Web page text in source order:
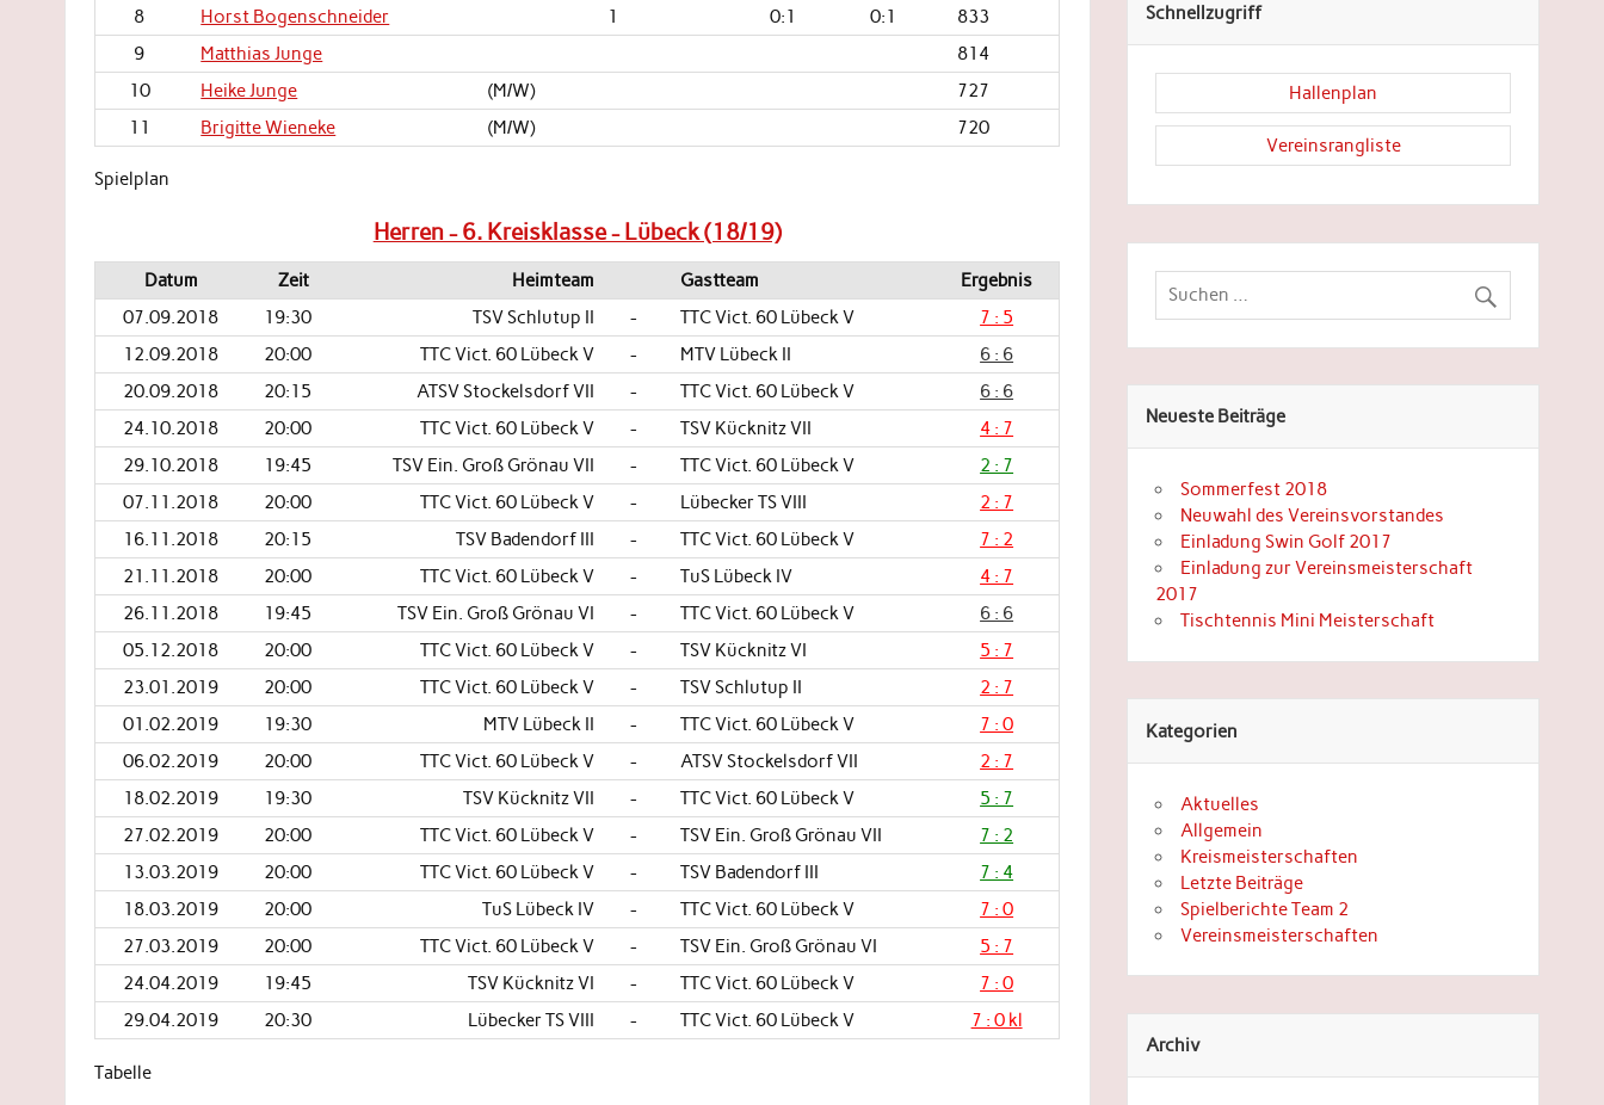
8
Horst Bogenschneider 1 0:1 0:1
833
9
Matthias Junge
814
10
Heike Junge (M/W)
727
11
Brigitte Wieneke (M/W) 720
Spielplan
Herren - 6. Kreisklasse - Lübeck (18/19)
Datum Zeit Heimteam Gastteam
Ergebnis
07.09.2018
19:30 TSV Schlutup II - TTC Vict. 60 Lübeck V
7 : 5
12.09.2018
20:00 TTC Vict. 60 Lübeck V - MTV Lübeck II
6 : 6
20.09.2018
20:15 ATSV Stockelsdorf VII - TTC Vict. 60 Lübeck V
6 : 6
24.10.2018
20:00 TTC Vict. 60 Lübeck V - TSV Kücknitz VII
4 : 7
29.10.2018
19:45 TSV Ein. Groß Grönau VII - TTC Vict. 60 Lübeck V
2 : 7
07.11.2018
20:00 TTC Vict. 60 Lübeck V - Lübecker TS VIII
2 : 7
16.11.2018
20:15 TSV Badendorf III - TTC Vict. 60 Lübeck V
7 : 2
21.11.2018
20:00 TTC Vict. 60 Lübeck V - TuS Lübeck IV
4 : 7
26.11.2018
19:45 TSV Ein. Groß Grönau VI - TTC Vict. 60 Lübeck V
6 : 6
05.12.2018
20:00 TTC Vict. 60 Lübeck V - TSV Kücknitz VI
5 : 7
23.01.2019
20:00 TTC Vict. 60 Lübeck V - TSV Schlutup II
2 : 7
01.02.2019
19:30 MTV Lübeck II - TTC Vict. 60 Lübeck V
7 : 0
06.02.2019
20:00 TTC Vict. 60 Lübeck V - ATSV Stockelsdorf VII
2 : 7
18.02.2019
19:30 TSV Kücknitz VII - TTC Vict. 60 Lübeck V
5 : 7
27.02.2019
20:00 TTC Vict. 60 Lübeck V - TSV Ein. Groß Grönau VII
7 : 2
13.03.2019
20:00 TTC Vict. 60 Lübeck V - TSV Badendorf III
7 : 4
18.03.2019
20:00 TuS Lübeck IV - TTC Vict. 60 Lübeck V
7 : 0
27.03.2019
20:00 TTC Vict. 60 Lübeck V - TSV Ein. Groß Grönau VI
5 : 7
24.04.2019
19:45 TSV Kücknitz VI - TTC Vict. 60 Lübeck V
7 : 0
29.04.2019
20:30 Lübecker TS VIII - TTC Vict. 60 Lübeck V 7 : 0 kl
Tabelle
Schnellzugriff
Hallenplan
Vereinsrangliste
Neueste Beiträge
Sommerfest 2018
Neuwahl des Vereinsvorstandes
Einladung Swin Golf 2017
Einladung zur Vereinsmeisterschaft
2017
Tischtennis Mini Meisterschaft
Kategorien
Aktuelles
Allgemein
Kreismeisterschaften
Letzte Beiträge
Spielberichte Team 2
Vereinsmeisterschaften
Archiv